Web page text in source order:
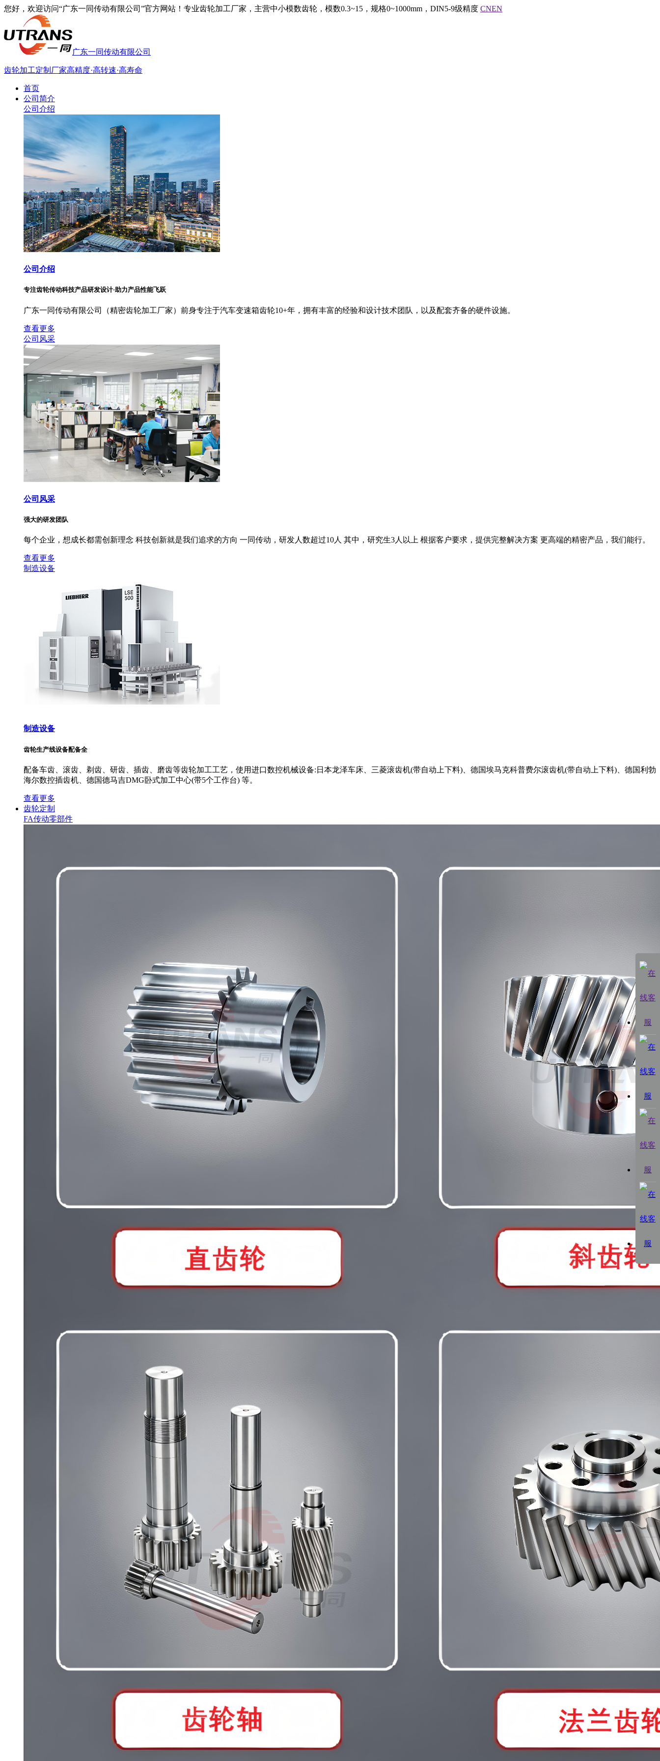
您好，欢迎访问“广东一同传动有限公司”官方网站！专业齿轮加工厂家，主营中小模数齿轮，模数0.3~15，规格0~1000mm，DIN5-9级精度 CNEN
广东一同传动有限公司
齿轮加工定制厂家高精度·高转速·高寿命
首页
公司简介
公司介绍
公司介绍
专注齿轮传动科技产品研发设计·助力产品性能飞跃
广东一同传动有限公司（精密齿轮加工厂家）前身专注于汽车变速箱齿轮10+年，拥有丰富的经验和设计技术团队，以及配套齐备的硬件设施。
查看更多
公司风采
公司风采
强大的研发团队
每个企业，想成长都需创新理念 科技创新就是我们追求的方向 一同传动，研发人数超过10人 其中，研究生3人以上 根据客户要求，提供完整解决方案 更高端的精密产品，我们能行。
查看更多
制造设备
制造设备
齿轮生产线设备配备全
配备车齿、滚齿、剃齿、研齿、插齿、磨齿等齿轮加工工艺，使用进口数控机械设备:日本龙泽车床、三菱滚齿机(带自动上下料)、德国埃马克科普费尔滚齿机(带自动上下料)、德国利勃
海尔数控插齿机、德国德马吉DMG卧式加工中心(带5个工作台) 等。
查看更多
齿轮定制
FA传动零部件